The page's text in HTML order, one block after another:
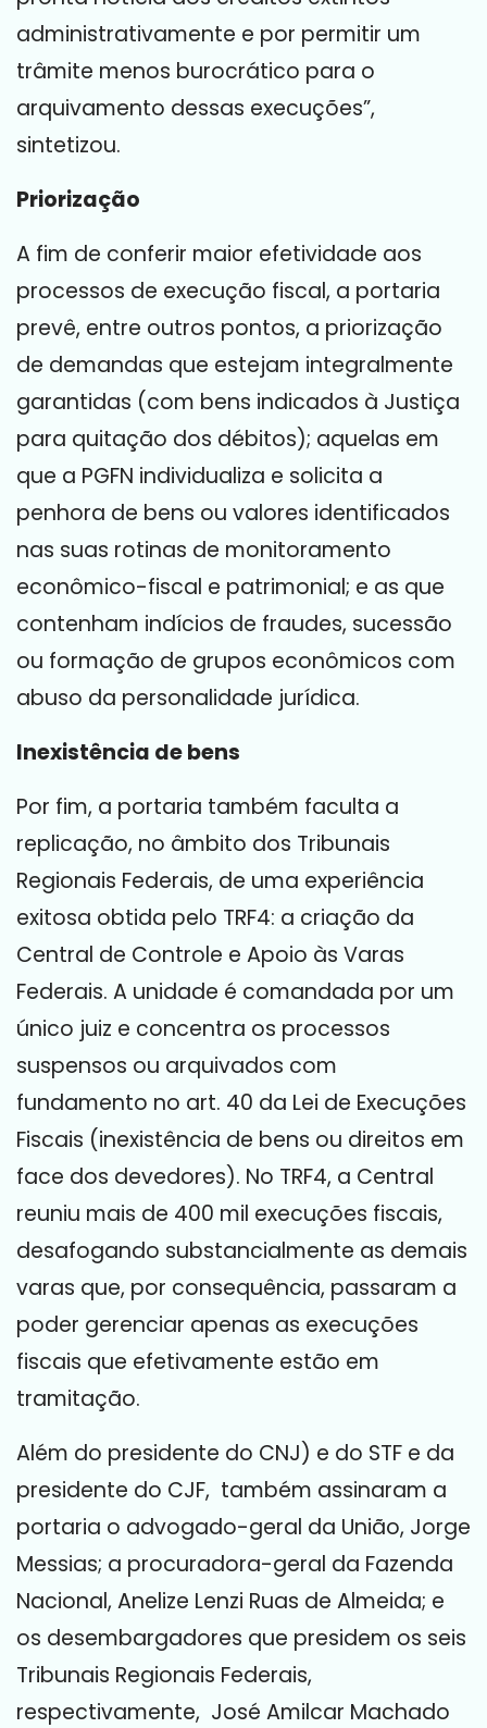
administrativamente e por permitir um
trâmite menos burocrático para o
arquivamento dessas execuções”,
sintetizou.
Priorização
A fim de conferir maior efetividade aos
processos de execução fiscal, a portaria
prevê, entre outros pontos, a priorização
de demandas que estejam integralmente
garantidas (com bens indicados à Justiça
para quitação dos débitos); aquelas em
que a PGFN individualiza e solicita a
penhora de bens ou valores identificados
nas suas rotinas de monitoramento
econômico-fiscal e patrimonial; e as que
contenham indícios de fraudes, sucessão
ou formação de grupos econômicos com
abuso da personalidade jurídica.
Inexistência de bens
Por fim, a portaria também faculta a
replicação, no âmbito dos Tribunais
Regionais Federais, de uma experiência
exitosa obtida pelo TRF4: a criação da
Central de Controle e Apoio às Varas
Federais. A unidade é comandada por um
único juiz e concentra os processos
suspensos ou arquivados com
fundamento no art. 40 da Lei de Execuções
Fiscais (inexistência de bens ou direitos em
face dos devedores). No TRF4, a Central
reuniu mais de 400 mil execuções fiscais,
desafogando substancialmente as demais
varas que, por consequência, passaram a
poder gerenciar apenas as execuções
fiscais que efetivamente estão em
tramitação.
Além do presidente do CNJ) e do STF e da
presidente do CJF, também assinaram a
portaria o advogado-geral da União, Jorge
Messias; a procuradora-geral da Fazenda
Nacional, Anelize Lenzi Ruas de Almeida; e
os desembargadores que presidem os seis
Tribunais Regionais Federais,
respectivamente, José Amilcar Machado